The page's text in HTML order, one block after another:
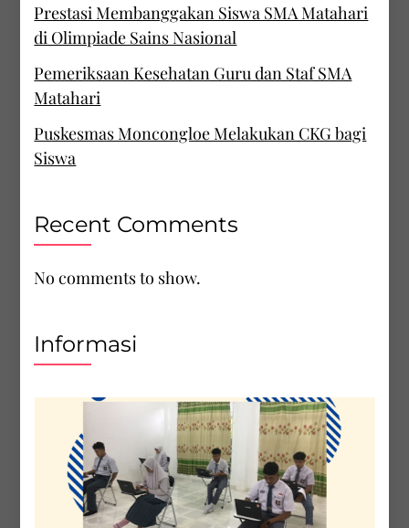
Prestasi Membanggakan Siswa SMA Matahari
di Olimpiade Sains Nasional
Pemeriksaan Kesehatan Guru dan Staf SMA
Matahari
Puskesmas Moncongloe Melakukan CKG bagi
Siswa
Recent Comments
No comments to show.
Informasi